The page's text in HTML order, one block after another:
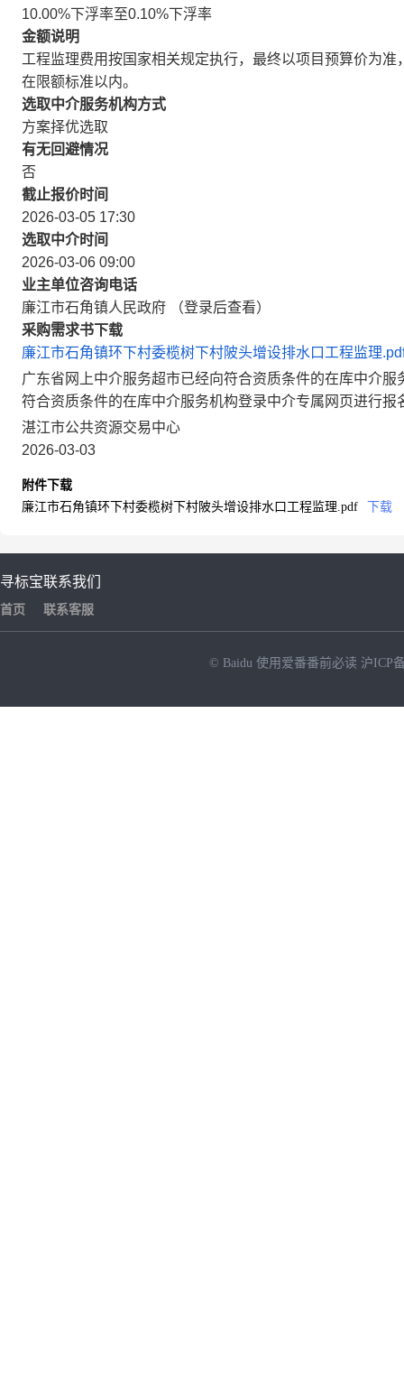
10.00%下浮率至0.10%下浮率
金额说明
工程监理费用按国家相关规定执行，最终以项目预算价为
在限额标准以内。
选取中介服务机构方式
方案择优选取
有无回避情况
否
截止报价时间
2026-03-05 17:30
选取中介时间
2026-03-06 09:00
业主单位咨询电话
廉江市石角镇人民政府 （登录后查看）
采购需求书下载
廉江市石角镇环下村委榄树下村陂头增设排水口工程监理
广东省网上中介服务超市已经向符合资质条件的在库中介
符合资质条件的在库中介服务机构登录中介专属网页进行报
湛江市公共资源交易中心
2026-03-03
附件下载
廉江市石角镇环下村委榄树下村陂头增设排水口工程监理.pdf
下载
寻标宝
首页
联系我们
联系客服
© Baidu 使用爱番番前必读 沪ICP